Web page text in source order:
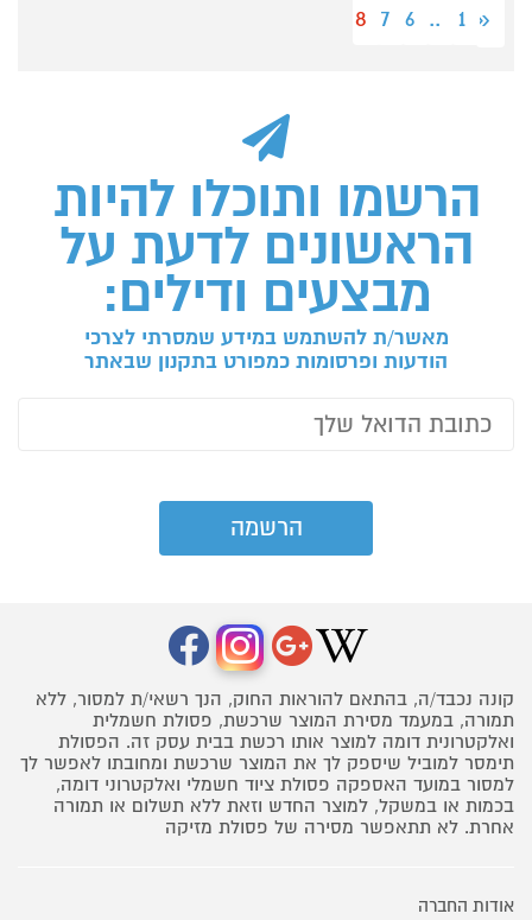
«
1
...
6
7
8
הרשמו ותוכלו להיות
הראשונים לדעת על
מבצעים ודילים:
מאשר/ת להשתמש במידע שמסרתי לצרכי
הודעות ופרסומות כמפורט בתקנון שבאתר
קונה נכבד/ה, בהתאם להוראות החוק, הנך רשאי/ת למסור, ללא
תמורה, במעמד מסירת המוצר שרכשת, פסולת חשמלית
ואלקטרונית דומה למוצר אותו רכשת בבית עסק זה. הפסולת
תימסר למוביל שיספק לך את המוצר שרכשת ומחובתו לאפשר לך
למסור במועד האספקה פסולת ציוד חשמלי ואלקטרוני דומה,
בכמות או במשקל, למוצר החדש וזאת ללא תשלום או תמורה
אחרת. לא תתאפשר מסירה של פסולת מזיקה
אודות החברה